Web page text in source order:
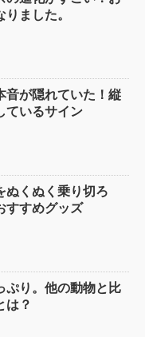
ました。
音が隠れていた！縦
ているサイン
ぬくぬく乗り切ろ
すすめグッズ
ぷり。他の動物と比
は？